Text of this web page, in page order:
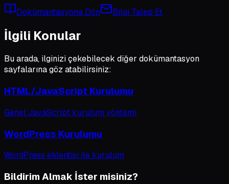
Dokümantasyona Dön Bilgi Talep Et
İlgili Konular
Bu arada, ilginizi çekebilecek diğer dokümantasyon
sayfalarına göz atabilirsiniz:
HTML/JavaScript Kurulumu
Genel JavaScript kurulum yöntemi
WordPress Kurulumu
WordPress eklentisi ile kurulum
Bildirim Almak İster misiniz?